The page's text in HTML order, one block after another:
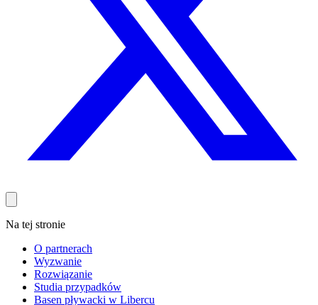
Na tej stronie
O partnerach
Wyzwanie
Rozwiązanie
Studia przypadków
Basen pływacki w Libercu